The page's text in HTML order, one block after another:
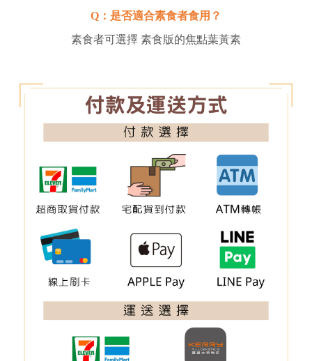
Q：是否適合素食者食用？
素食者可選擇 素食版的焦點葉黃素